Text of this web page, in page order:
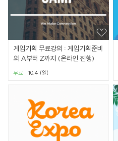
게임기획 무료강의 : 게임기획준비
의 A부터 Z까지 (온라인 진행)
10.4 (일)
무료